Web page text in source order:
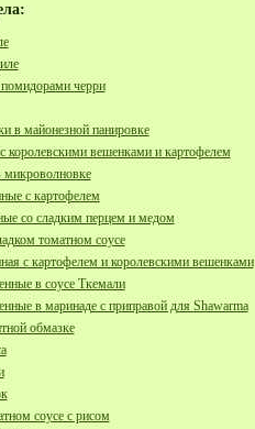
черри
в майонезной панировке
королевскими вешенками и картофелем
микроволновке
с картофелем
со сладким перцем и медом
томатном соусе
с картофелем и королевскими вешенками
в соусе Ткемали
в маринаде с приправой для Shawarma
обмазке
соусе с рисом